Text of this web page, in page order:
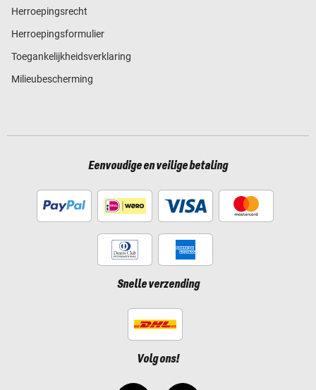
Herroepingsrecht
Herroepingsformulier
Toegankelijkheidsverklaring
Milieubescherming
Eenvoudige en veilige betaling
Snelle verzending
Volg ons!